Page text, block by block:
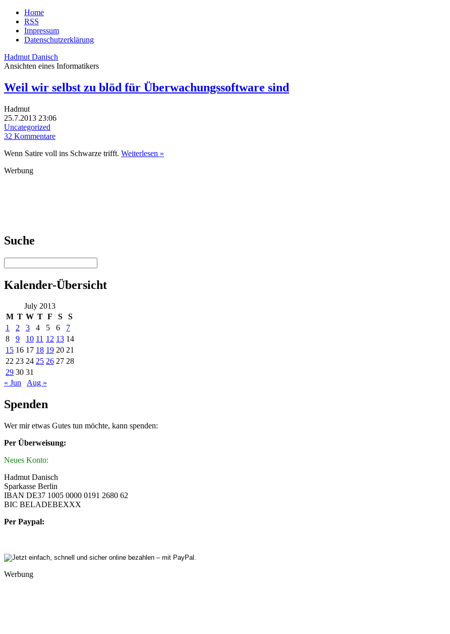
Home
RSS
Impressum
Datenschutzerklärung
Hadmut Danisch
Ansichten eines Informatikers
Weil wir selbst zu blöd für Überwachungssoftware sind
Hadmut
25.7.2013 23:06
Uncategorized
32 Kommentare
Wenn Satire voll ins Schwarze trifft. Weiterlesen »
Werbung
Suche
Kalender-Übersicht
July 2013
M T W T F S
S
1
2 3 4 5 6
7
8
9 10 11 12 13 14
15 16 17 18 19 20 21
22 23 24 25 26 27 28
29 30 31
« Jun
Aug »
Spenden
Wer mir etwas Gutes tun möchte, kann spenden:
Per Überweisung:
Neues Konto:
Hadmut Danisch
Sparkasse Berlin
IBAN DE37 1005 0000 0191 2680 62
BIC BELADEBEXXX
Per Paypal:
Werbung